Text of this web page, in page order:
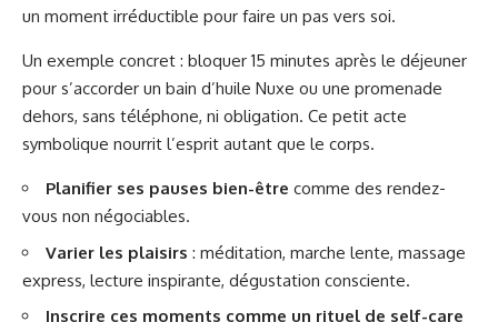
un moment irréductible pour faire un pas vers soi.
Un exemple concret : bloquer 15 minutes après le déjeuner
pour s’accorder un bain d’huile Nuxe ou une promenade
dehors, sans téléphone, ni obligation. Ce petit acte
symbolique nourrit l’esprit autant que le corps.
Planifier ses pauses bien-être comme des rendez-
vous non négociables.
Varier les plaisirs : méditation, marche lente, massage
express, lecture inspirante, dégustation consciente.
Inscrire ces moments comme un rituel de self-care